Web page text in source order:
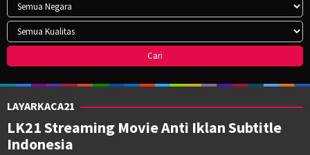
LAYARKACA21
LK21 Streaming Movie Anti Iklan Subtitle
Indonesia